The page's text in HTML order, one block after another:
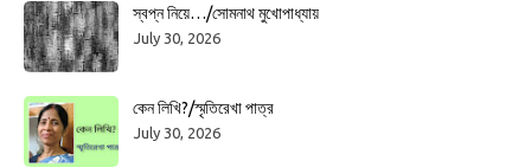
স্বপ্ন নিয়ে…/সোমনাথ মুখোপাধ্যায়
July 30, 2026
কেন লিখি?/স্মৃতিরেখা পাত্র
July 30, 2026